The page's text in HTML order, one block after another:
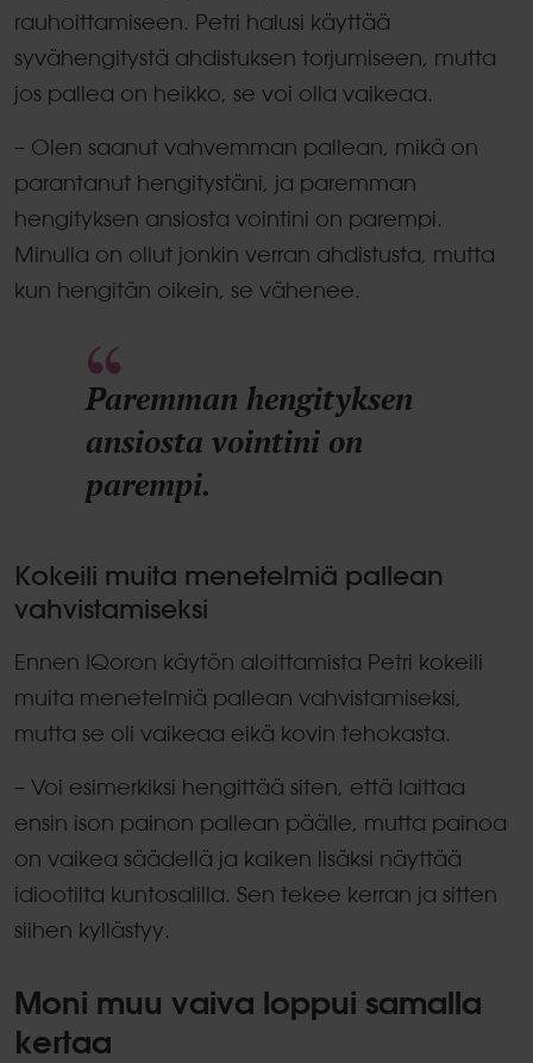
rauhoittamiseen. Petri halusi käyttää
syvähengitystä ahdistuksen torjumiseen, mutta
jos pallea on heikko, se voi olla vaikeaa.
– Olen saanut vahvemman pallean, mikä on
parantanut hengitystäni, ja paremman
hengityksen ansiosta vointini on parempi.
Minulla on ollut jonkin verran ahdistusta, mutta
kun hengitän oikein, se vähenee.
Paremman hengityksen
ansiosta vointini on
parempi.
Kokeili muita menetelmiä pallean
vahvistamiseksi
Ennen IQoron käytön aloittamista Petri kokeili
muita menetelmiä pallean vahvistamiseksi,
mutta se oli vaikeaa eikä kovin tehokasta.
– Voi esimerkiksi hengittää siten, että laittaa
ensin ison painon pallean päälle, mutta painoa
on vaikea säädellä ja kaiken lisäksi näyttää
idiootilta kuntosalilla. Sen tekee kerran ja sitten
siihen kyllästyy.
Moni muu vaiva loppui samalla
kertaa